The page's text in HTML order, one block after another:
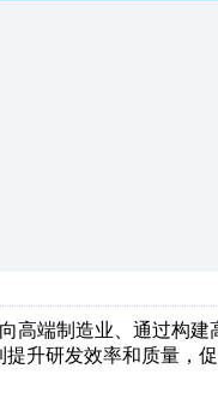
高端制造业、通过构
升研发效率和质量，